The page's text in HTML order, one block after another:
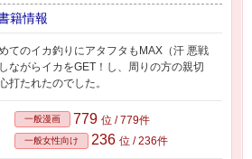
籍情報
てのイカ釣りにアタフタもMAX（汗 悪戦
ながらイカをGET！し、周りの方の親切
打たれたのでした。
一般漫画 779 位 / 779件
一般女性向け 236 位 / 236件